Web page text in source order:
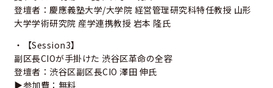
登壇者：慶應義塾大学/大学院 経営管理研究科特任教授 山形
大学学術研究院 産学連携教授 岩本 隆氏
・【Session3】
副区長CIOが手掛けた 渋谷区革命の全容
登壇者：渋谷区副区長CIO 澤田 伸氏
▶参加費：無料